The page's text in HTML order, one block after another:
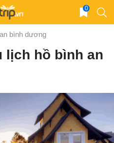
0
bình dương
lịch hồ bình an